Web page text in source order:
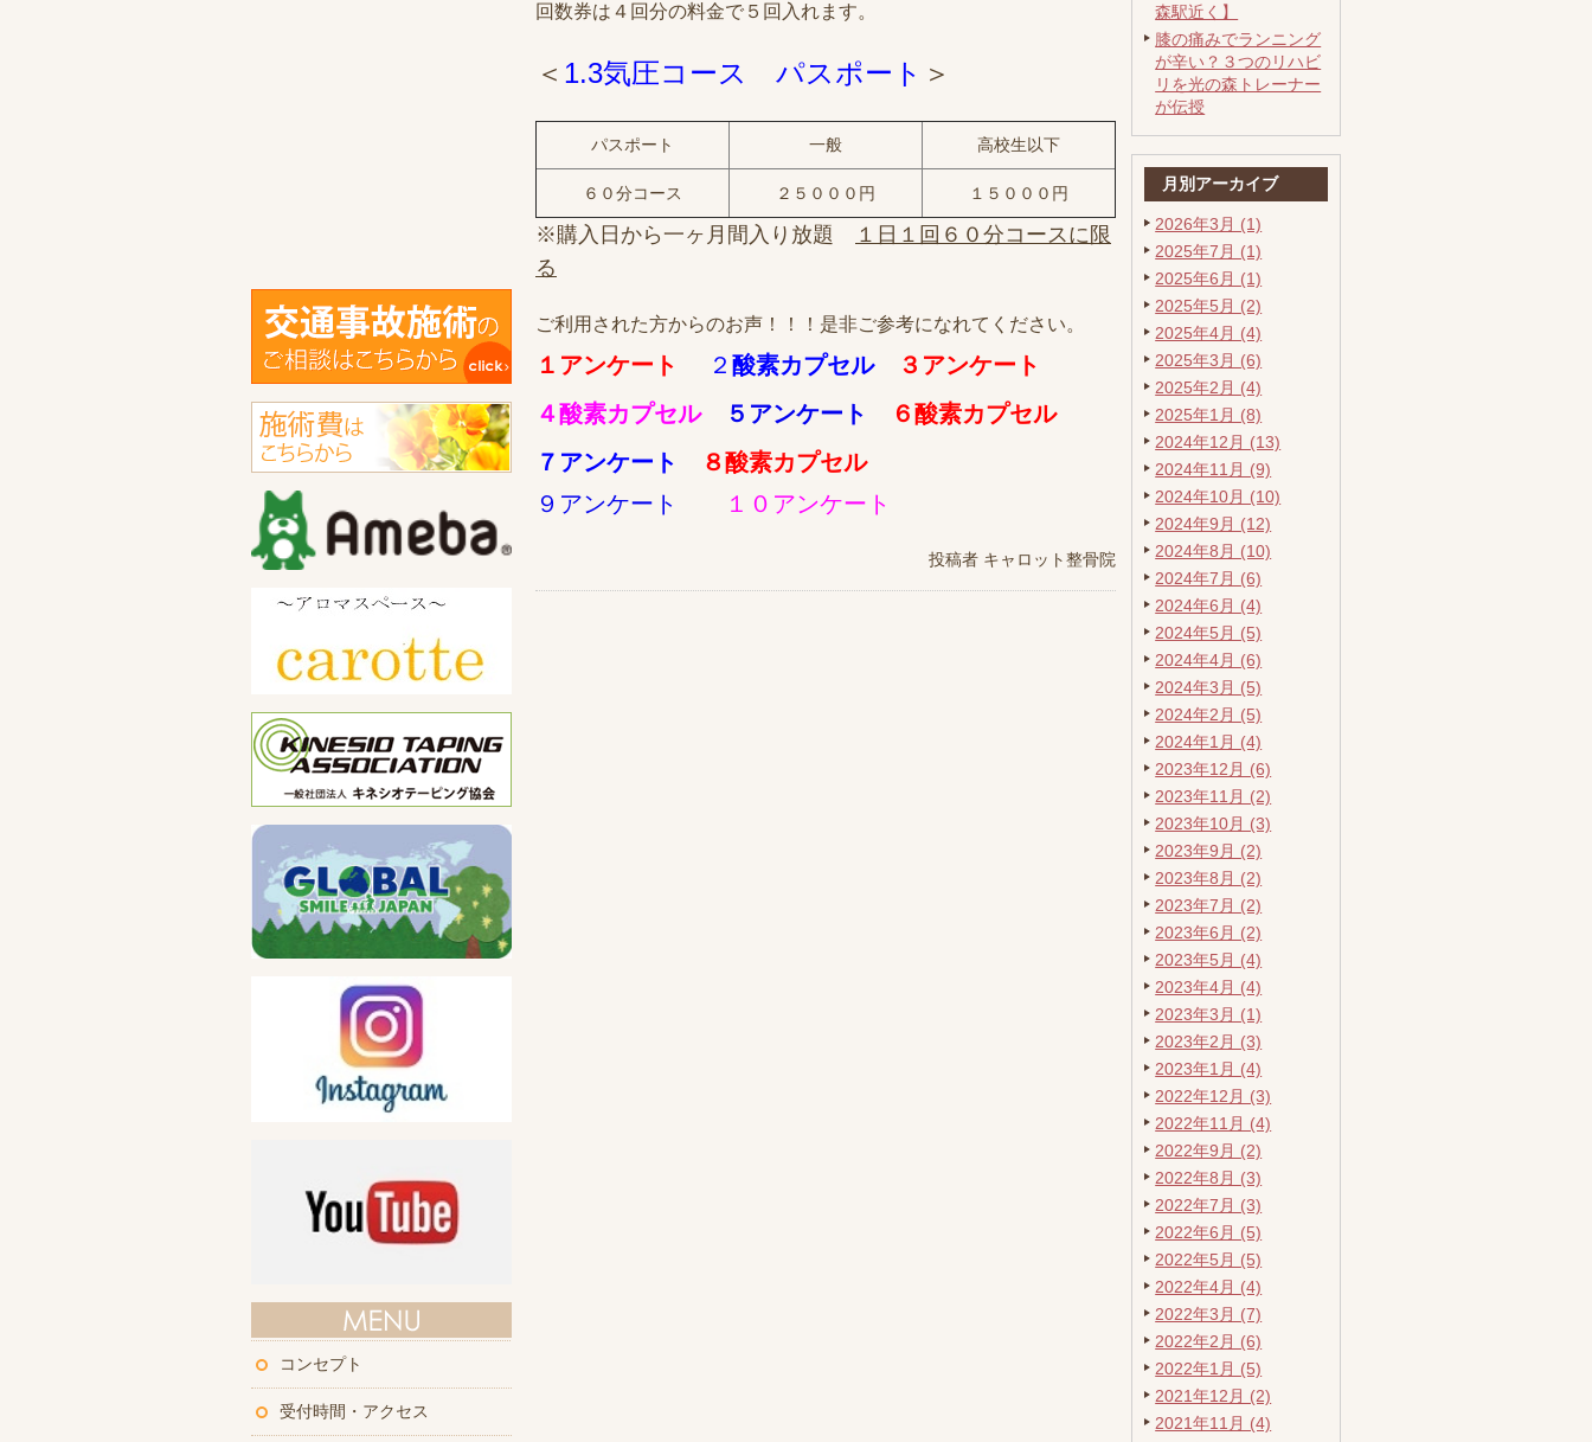
回数券は４回分の料金で５回入れます。
＜ 1.3気圧コース パスポート ＞
パスポート 一般 高校生以下
６０分コース ２５０００円 １５０００円
※購入日から一ヶ月間入り放題
１日１回６０分コースに限
る
ご利用された方からのお声！！！是非ご参考になれてください。
１アンケート ２ 酸素カプセル３アンケート
４酸素カプセル５アンケート
６酸素カプセル
７アンケート
８酸素カプセル
９アンケート
１０アンケート
投稿者 キャロット整骨院
森駅近く】
膝の痛みでランニング
が辛い？３つのリハビ
リを光の森トレーナー
が伝授
月別アーカイブ
2026年3月 (1)
2025年7月 (1)
2025年6月 (1)
2025年5月 (2)
2025年4月 (4)
2025年3月 (6)
2025年2月 (4)
2025年1月 (8)
2024年12月 (13)
2024年11月 (9)
2024年10月 (10)
2024年9月 (12)
2024年8月 (10)
2024年7月 (6)
2024年6月 (4)
2024年5月 (5)
2024年4月 (6)
2024年3月 (5)
2024年2月 (5)
2024年1月 (4)
2023年12月 (6)
2023年11月 (2)
2023年10月 (3)
2023年9月 (2)
2023年8月 (2)
2023年7月 (2)
2023年6月 (2)
2023年5月 (4)
2023年4月 (4)
2023年3月 (1)
2023年2月 (3)
2023年1月 (4)
2022年12月 (3)
2022年11月 (4)
2022年9月 (2)
2022年8月 (3)
2022年7月 (3)
2022年6月 (5)
2022年5月 (5)
2022年4月 (4)
2022年3月 (7)
2022年2月 (6)
2022年1月 (5)
2021年12月 (2)
2021年11月 (4)
コンセプト
受付時間・アクセス